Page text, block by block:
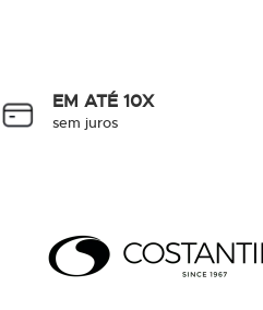
EM ATÉ 10X
sem juros